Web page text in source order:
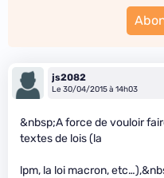
js2082
Le 30/04/2015 à 14h03
&nbsp;A force de vouloir
textes de lois (la
lpm, la loi macron,